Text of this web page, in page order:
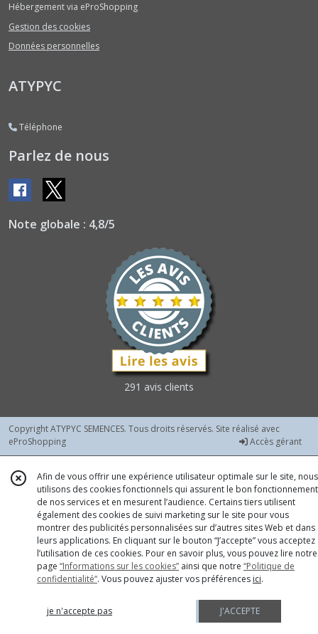
Type
Potimarrons
(6)
à
Courgettes
et
Diverses
(1)
Fraises
(1)
Haricots
à
Rames
à
Ecosser
et
Hébergement via eProShopping
Gestion des cookies
Données personnelles
ATYPYC
Téléphone
Parlez de nous
Note globale : 4,8/5
291 avis clients
Copyright ATYPYC SEMENCES. Tous droits réservés. Site réalisé avec
eProShopping
Accès gérant
Afin de vous offrir une expérience utilisateur optimale sur le site, nous
utilisons des cookies fonctionnels qui assurent le bon fonctionnement
de nos services et en mesurent l’audience. Certains tiers utilisent
également des cookies de suivi marketing sur le site pour vous
montrer des publicités personnalisées sur d’autres sites Web et dans
leurs applications. En cliquant sur le bouton “J’accepte” vous acceptez
l’utilisation de ces cookies. Pour en savoir plus, vous pouvez lire notre
page “Informations sur les cookies” ainsi que notre “Politique de
confidentialité“. Vous pouvez ajuster vos préférences ici.
je n'accepte pas J'ACCEPTE